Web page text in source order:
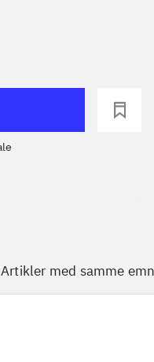
Artikler med samme